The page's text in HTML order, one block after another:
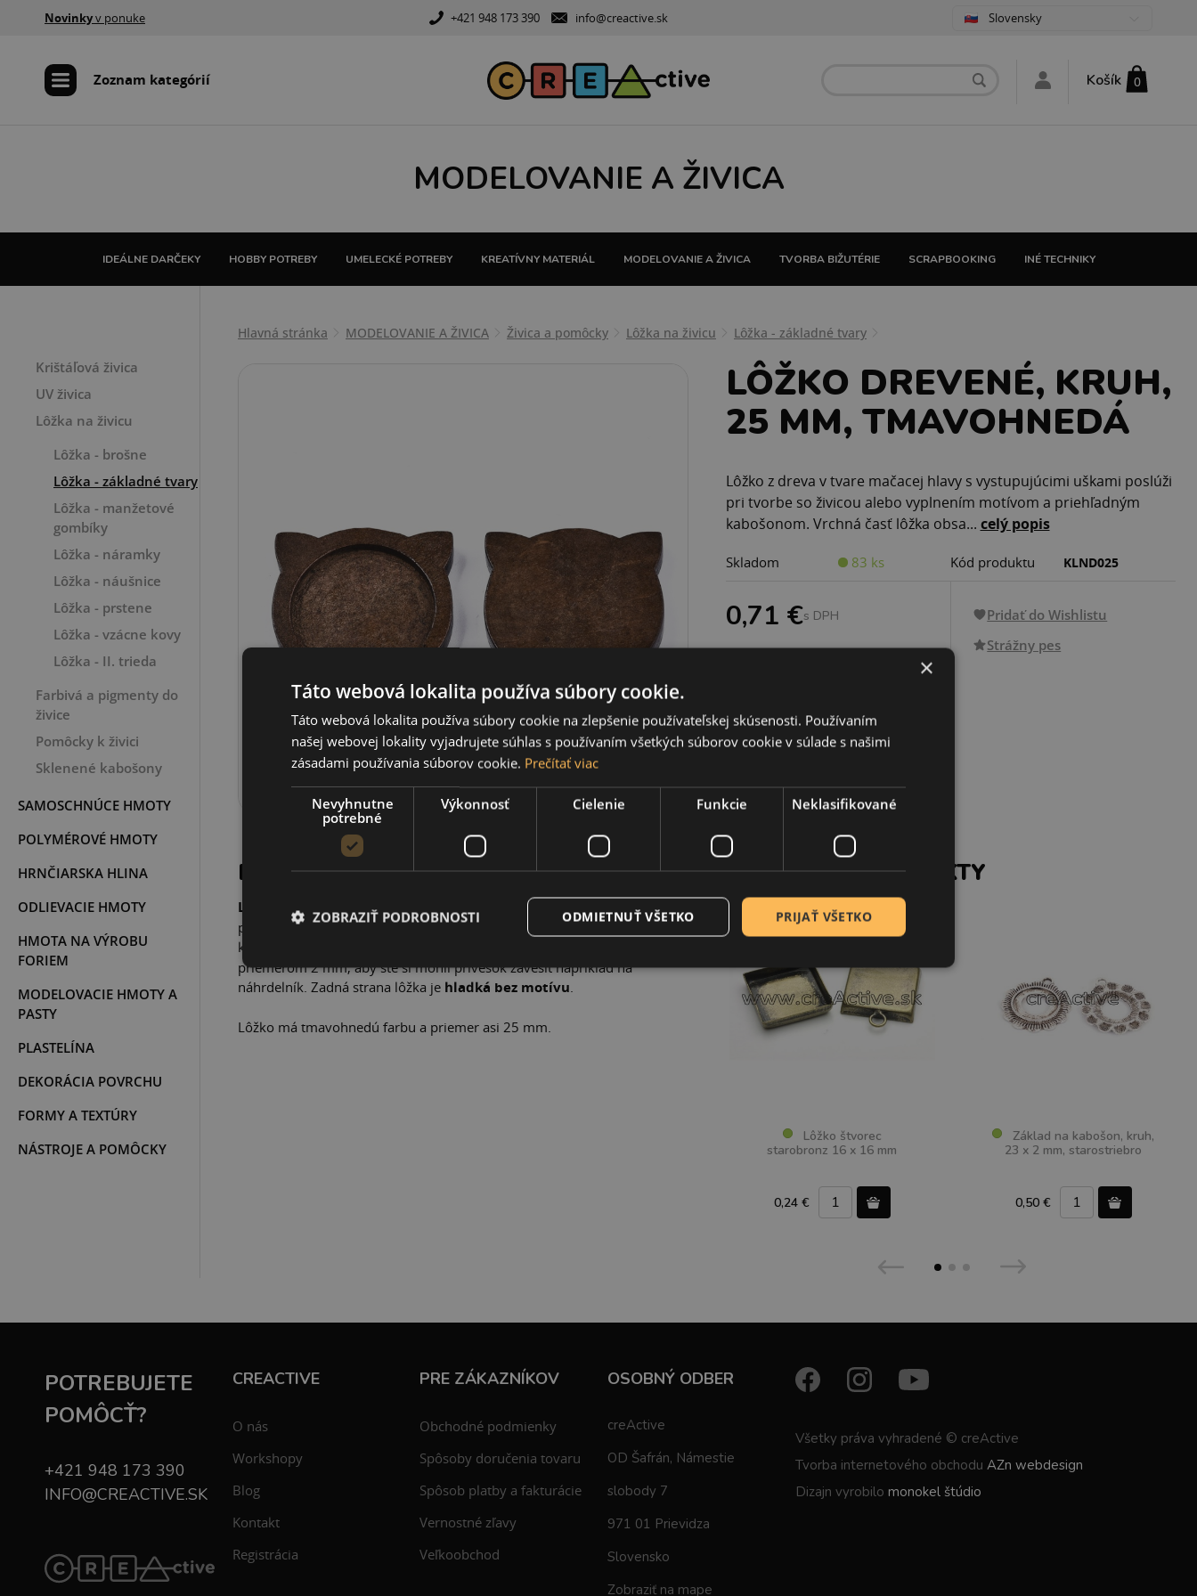
Novinkyv ponuke +421 948 173 390 info@creactive.sk Slovensky
Zoznam kategórií Košík 0
MODELOVANIE A ŽIVICA
IDEÁLNE DARČEKY HOBBY POTREBY UMELECKÉ POTREBY KREATÍVNY MATERIÁL MODELOVANIE A ŽIVICA TVORBA BIŽUTÉRIE SCRAPBOOKING INÉ TECHNIKY
Krištáľová živica
UV živica
Lôžka na živicu
Lôžka - brošne
Lôžka - základné tvary
Lôžka - manžetové
gombíky
Lôžka - náramky
Lôžka - náušnice
Lôžka - prstene
Lôžka - vzácne kovy
Lôžka - II. trieda
Farbivá a pigmenty do
živice
Pomôcky k živici
Sklenené kabošony
SAMOSCHNÚCE HMOTY
POLYMÉROVÉ HMOTY
HRNČIARSKA HLINA
ODLIEVACIE HMOTY
HMOTA NA VÝROBU
FORIEM
MODELOVACIE HMOTY A
PASTY
PLASTELÍNA
DEKORÁCIA POVRCHU
FORMY A TEXTÚRY
NÁSTROJE A POMÔCKY
Hlavná stránka MODELOVANIE A ŽIVICA Živica a pomôcky Lôžka na živicu Lôžka - základné tvary
LÔŽKO DREVENÉ, KRUH,
25 MM, TMAVOHNEDÁ
Lôžko z dreva v tvare mačacej hlavy s vystupujúcimi uškami poslúži
pri tvorbe so živicou alebo vyplnením motívom a priehľadným
kabošonom. Vrchná časť lôžka obsa... celý popis
Skladom 83 ks Kód produktu KLND025
0,71 €s DPH
Pridať do Wishlistu
Strážny pes
POPIS PRODUKTU
Lôžko z dreva v tvare mačacej hlavy
s vystupujúcimi uškami poslúži
pri tvorbe so živicou alebo vyplnením motívom a priehľadným
kabošonom. Vrchná časť lôžka obsahuje
priemerom 2 mm, aby ste si mohli prívesok zavesiť napríklad na
náhrdelník. Zadná strana lôžka je hladká bez motívu.
Lôžko má tmavohnedú farbu a priemer asi 25 mm.
SÚVISIACE PRODUKTY
Lôžko štvorec
starobronz 16 x 16 mm
0,24 €
Základ na kabošon, kruh,
23 x 2 mm, starostriebro
0,50 €
POTREBUJETE
POMÔCŤ?
+421 948 173 390
INFO@CREACTIVE.SK
CREACTIVE
O nás
Workshopy
Blog
Kontakt
Registrácia
PRE ZÁKAZNÍKOV
Obchodné podmienky
Spôsoby doručenia tovaru
Spôsob platby a fakturácie
Vernostné zľavy
Veľkoobchod
OSOBNÝ ODBER
creActive
OD Šafrán, Námestie
slobody 7
971 01 Prievidza
Slovensko
Zobraziť na mape
Všetky práva vyhradené © creActive
Tvorba internetového obchodu AZn webdesign
Dizajn vyrobilo monokel štúdio
×
Táto webová lokalita používa súbory cookie.
Táto webová lokalita používa súbory cookie na zlepšenie používateľskej skúsenosti. Používaním
našej webovej lokality vyjadrujete súhlas s používaním všetkých súborov cookie v súlade s našimi
zásadami používania súborov cookie. Prečítať viac
Nevyhnutne
potrebné
Výkonnosť Cielenie Funkcie Neklasifikované
PRIJAŤ VŠETKO
ODMIETNUŤ VŠETKO
ZOBRAZIŤ PODROBNOSTI